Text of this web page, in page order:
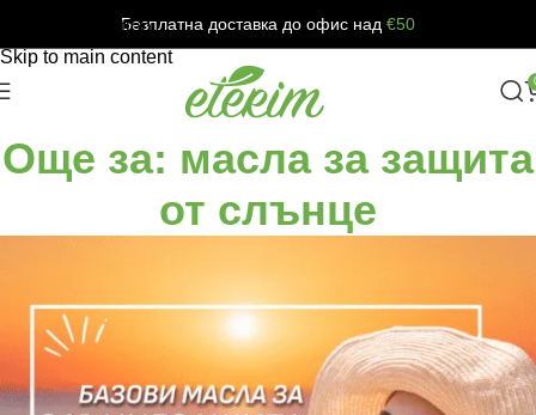
Skip to navigation
Skip to main content
Безплатна доставка до офис над €50
Още за: масла за защита
от слънце